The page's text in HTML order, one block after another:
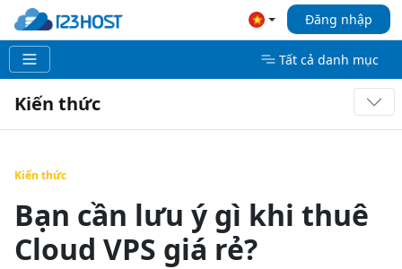
Đăng nhập
Tất cả danh mục
Kiến thức
Kiến thức
Bạn cần lưu ý gì khi thuê
Cloud VPS giá rẻ?